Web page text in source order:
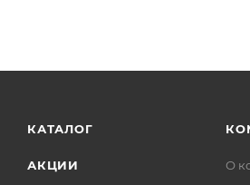
КАТАЛОГ
АКЦИИ
О